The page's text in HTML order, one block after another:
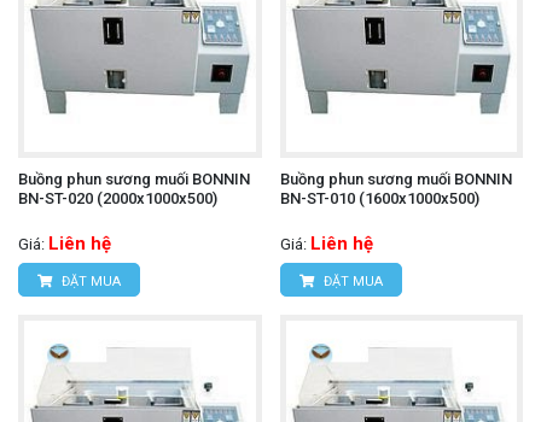
Buồng phun sương muối BONNIN
BN-ST-020 (2000x1000x500)
Giá: Liên hệ
ĐẶT MUA
Buồng phun sương muối BONNIN
BN-ST-010 (1600x1000x500)
Giá: Liên hệ
ĐẶT MUA